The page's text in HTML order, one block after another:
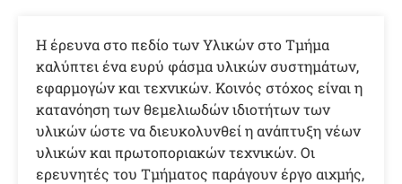
Η έρευνα στο πεδίο των Υλικών στο Τμήμα
καλύπτει ένα ευρύ φάσμα υλικών συστημάτων,
εφαρμογών και τεχνικών. Κοινός στόχος είναι η
κατανόηση των θεμελιωδών ιδιοτήτων των
υλικών ώστε να διευκολυνθεί η ανάπτυξη νέων
υλικών και πρωτοποριακών τεχνικών. Οι
ερευνητές του Τμήματος παράγουν έργο αιχμής,